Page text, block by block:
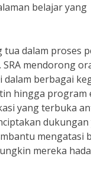
belajar yang
dalam proses
mendorong
berbagai
hingga program
yang terbuka
mengatasi
mereka